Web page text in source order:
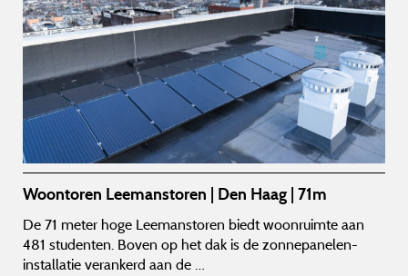
Woontoren Leemanstoren | Den Haag | 71m
De 71 meter hoge Leemanstoren biedt woonruimte aan
481 studenten. Boven op het dak is de zonnepanelen-
installatie verankerd aan de …